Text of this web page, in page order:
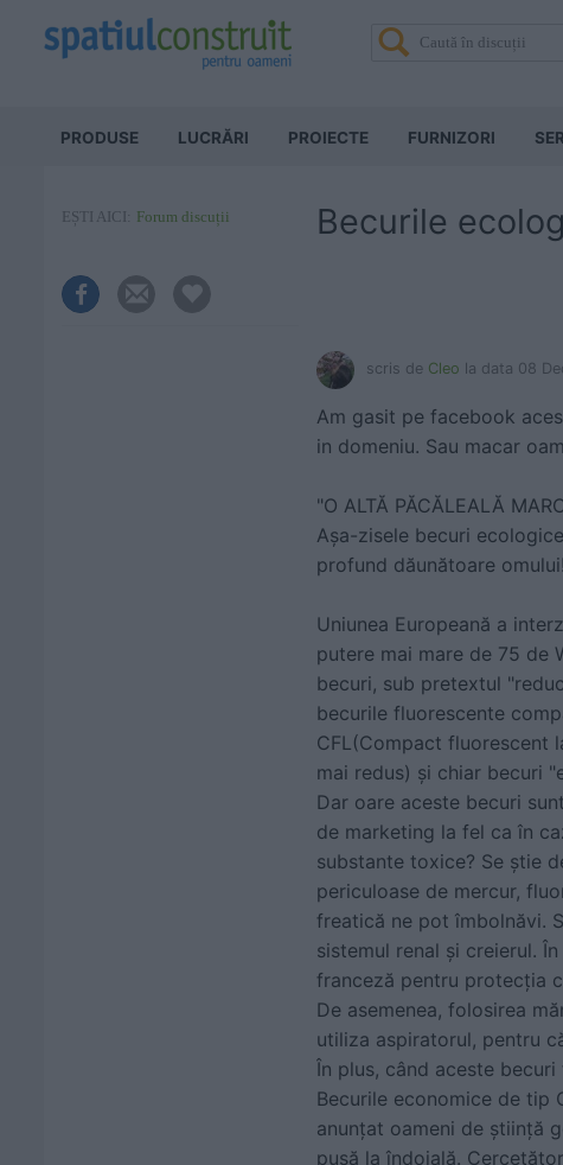
PRODUSE LUCRĂRI PROIECTE FURNIZORI
EȘTI AICI: Forum discuții Becurile
scris de Cleo la data 08
Am gasit pe facebook
in domeniu. Sau macar
"O ALTĂ PĂCĂLEALĂ
Aşa-zisele becuri
profund dăunătoare omului!
Uniunea Europeană a
putere mai mare de 75 de
becuri, sub pretextul
becurile fluorescente
CFL(Compact fluorescent
mai redus) şi chiar becuri
Dar oare aceste becuri
de marketing la fel ca în
substante toxice? Se ştie
periculoase de mercur,
freatică ne pot îmbolnăvi.
sistemul renal şi creierul.
franceză pentru protecţia
De asemenea, folosirea
utiliza aspiratorul, pentru
În plus, când aceste
Becurile economice de tip
anunţat oameni de ştiinţă
pusă la îndoială.